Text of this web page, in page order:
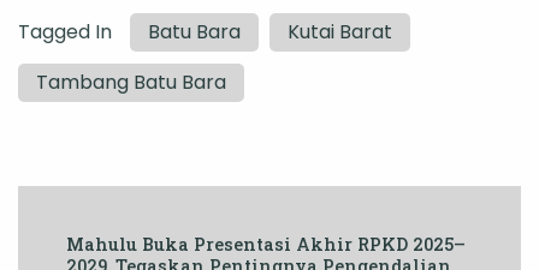
Tagged In Batu Bara
Kutai Barat
Tambang Batu Bara
Mahulu Buka Presentasi Akhir RPKD 2025–